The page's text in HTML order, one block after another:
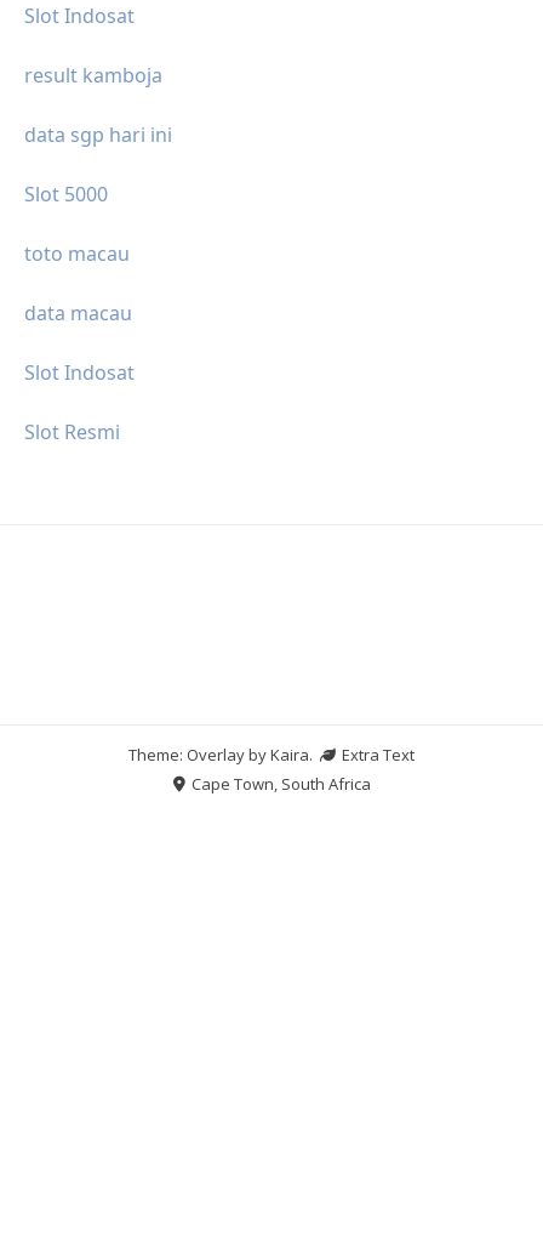
Slot Indosat
result kamboja
data sgp hari ini
Slot 5000
toto macau
data macau
Slot Indosat
Slot Resmi
Theme: Overlay byKaira.
Extra Text
Cape Town, South Africa